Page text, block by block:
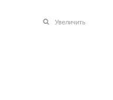
Увеличить